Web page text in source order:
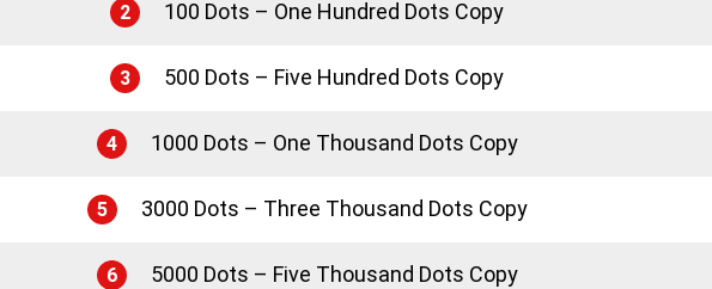
2 100 Dots – One Hundred Dots Copy
3 500 Dots – Five Hundred Dots Copy
4 1000 Dots – One Thousand Dots Copy
5 3000 Dots – Three Thousand Dots Copy
6 5000 Dots – Five Thousand Dots Copy